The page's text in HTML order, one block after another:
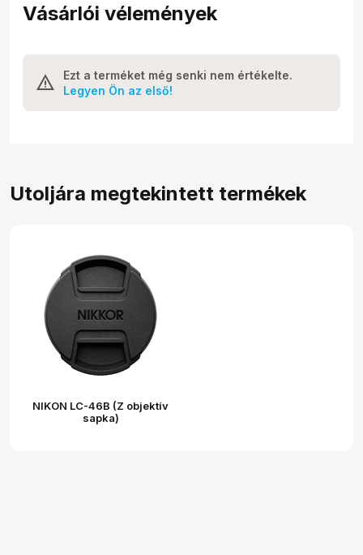
Vásárlói vélemények
Ezt a terméket még senki nem értékelte.
Legyen Ön az első!
Utoljára megtekintett termékek
NIKON LC-46B (Z objektív
sapka)